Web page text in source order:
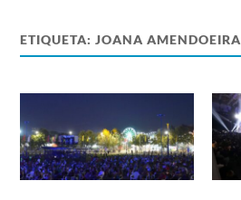
ETIQUETA:JOANA AMENDOEIRA